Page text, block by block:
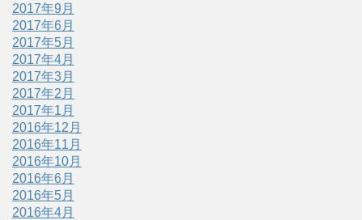
2017年9月
2017年6月
2017年5月
2017年4月
2017年3月
2017年2月
2017年1月
2016年12月
2016年11月
2016年10月
2016年6月
2016年5月
2016年4月